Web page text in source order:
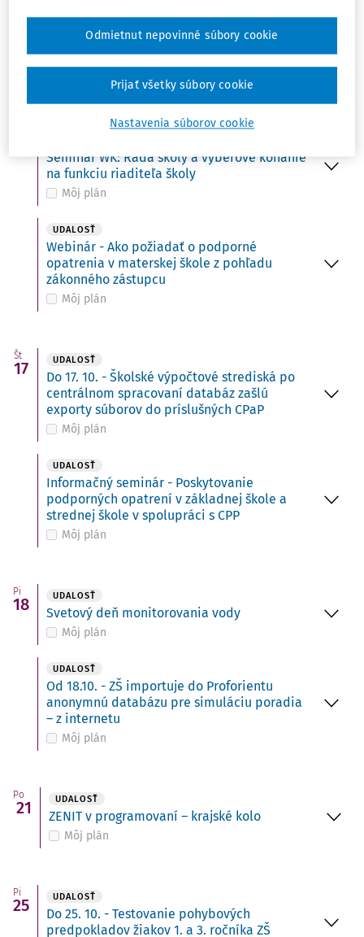
Môj plán
UDALOSŤ
VÚDPaP: Kto z koho – ako udržať hranice
Môj plán
Seminár WK: Rada školy a výberové konanie
na funkciu riaditeľa školy
Môj plán
UDALOSŤ
Webinár - Ako požiadať o podporné
opatrenia v materskej škole z pohľadu
zákonného zástupcu
Môj plán
Št
17 UDALOSŤ
Do 17. 10. - Školské výpočtové strediská po
centrálnom spracovaní databáz zašlú
exporty súborov do príslušných CPaP
Môj plán
UDALOSŤ
Informačný seminár - Poskytovanie
podporných opatrení v základnej škole a
strednej škole v spolupráci s CPP
Môj plán
Pi
18 UDALOSŤ
Svetový deň monitorovania vody
Môj plán
UDALOSŤ
Od 18.10. - ZŠ importuje do Proforientu
anonymnú databázu pre simuláciu poradia
– z internetu
Môj plán
Po
21 UDALOSŤ
ZENIT v programovaní – krajské kolo
Môj plán
Pi
25 UDALOSŤ
Do 25. 10. - Testovanie pohybových
predpokladov žiakov 1. a 3. ročníka ZŠ
Nastavenia súborov cookie
Odmietnut nepovinné súbory cookie
Prijať všetky súbory cookie